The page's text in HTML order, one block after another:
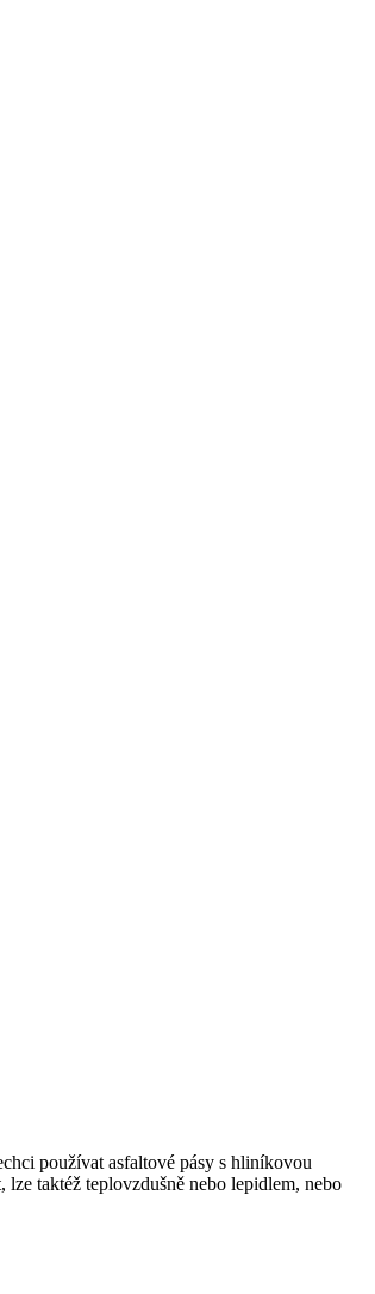
používat asfaltové pásy s hliníkovou
taktéž teplovzdušně nebo lepidlem, nebo